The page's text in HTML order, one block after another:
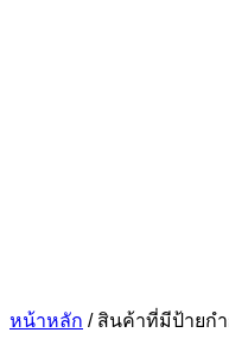
หน้าหลัก / สินค้าที่มีป้ายกำ